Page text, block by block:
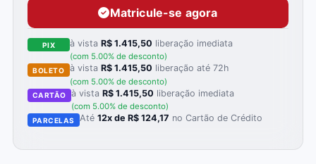
Matricule-se agora
PIX à vistaR$ 1.415,50 liberação imediata
(com 5.00% de desconto)
BOLETO à vistaR$ 1.415,50 liberação até 72h
(com 5.00% de desconto)
CARTÃO à vista R$ 1.415,50 liberação imediata
(com 5.00% de desconto)
PARCELAS Até12x de R$ 124,17 no Cartão de Crédito